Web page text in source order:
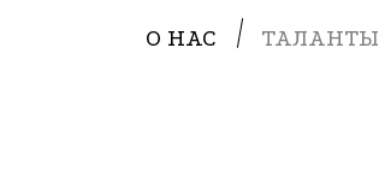
О НАС ТАЛАНТЫ